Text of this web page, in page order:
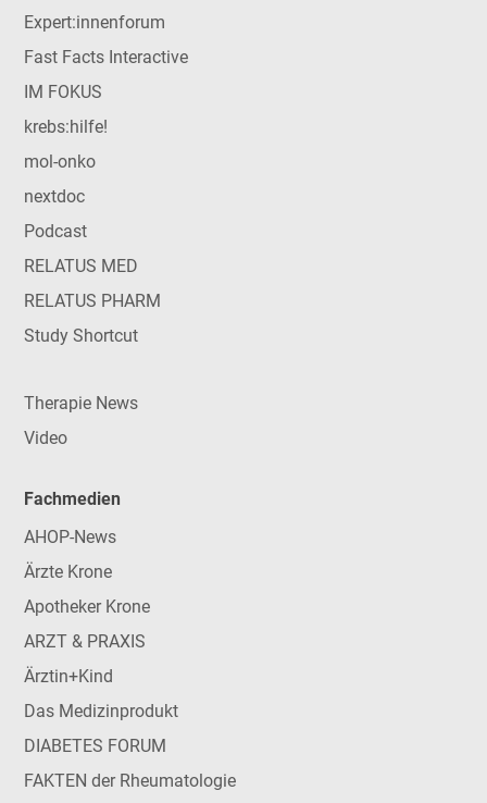
Expert:innenforum
Fast Facts Interactive
IM FOKUS
krebs:hilfe!
mol-onko
nextdoc
Podcast
RELATUS MED
RELATUS PHARM
Study Shortcut
Therapie News
Video
Fachmedien
AHOP-News
Ärzte Krone
Apotheker Krone
ARZT & PRAXIS
Ärztin+Kind
Das Medizinprodukt
DIABETES FORUM
FAKTEN der Rheumatologie